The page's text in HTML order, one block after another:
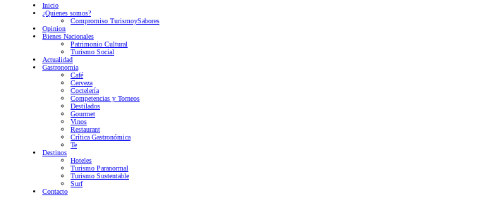
Inicio
¿Quienes somos?
Compromiso TurismoySabores
Opinion
Bienes Nacionales
Patrimonio Cultural
Turismo Social
Actualidad
Gastronomia
Café
Cerveza
Coctelería
Competencias y Torneos
Destilados
Gourmet
Vinos
Restaurant
Crítica Gastronómica
Te
Destinos
Hoteles
Turismo Paranormal
Turismo Sustentable
Surf
Contacto